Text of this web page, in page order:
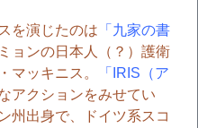
を演じたのは 「九家の書
ョンの日本人（？）護衛
マッキニス。
「IRIS（ア
アクションをみせてい
州出身で、ドイツ系スコ